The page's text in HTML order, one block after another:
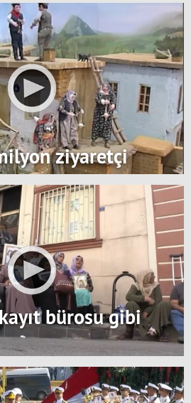
ziyaretçi
kayıt bürosu gibi